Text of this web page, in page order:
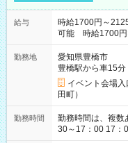
給与
時給1700円～
可能 時給1700円
勤務地
愛知県豊橋市
豊橋駅から車15分
イベント会場
田町）
勤務時間
勤務時間は、複数
30～17：00 17
務もあります。 【休憩】60分+他休憩あり 交替で取得します。